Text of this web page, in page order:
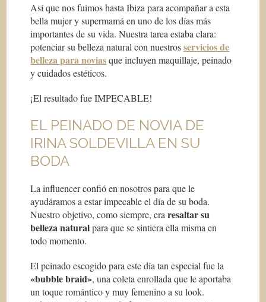
Así que nos fuimos hasta Ibiza para acompañar a esta
bella mujer y supermamá en uno de los días más
importantes de su vida. Nuestra tarea estaba clara:
potenciar su belleza natural con nuestrosservicios de
belleza para noviasque incluyen maquillaje, peinado
y cuidados estéticos.
¡El resultado fue IMPECABLE!
EL PEINADO DE NOVIA DE
IRINA SOLDEVILLA EN SU
BODA
La influencer confió en nosotros para que le
ayudáramos a estar impecable el día de su boda.
Nuestro objetivo, como siempre, eraresaltar su
belleza naturalpara que se sintiera ella misma en
todo momento.
El peinado escogido para este día tan especial fue la
«bubble braid», una coleta enrollada que le aportaba
un toque romántico y muy femenino a su look.